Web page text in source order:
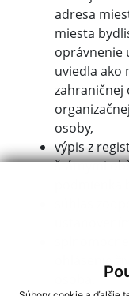
adresa
miesta
oprávnenie
uviedla ako
zahraničnej
osoby,
výpis z
štátnymi
ohlásenie